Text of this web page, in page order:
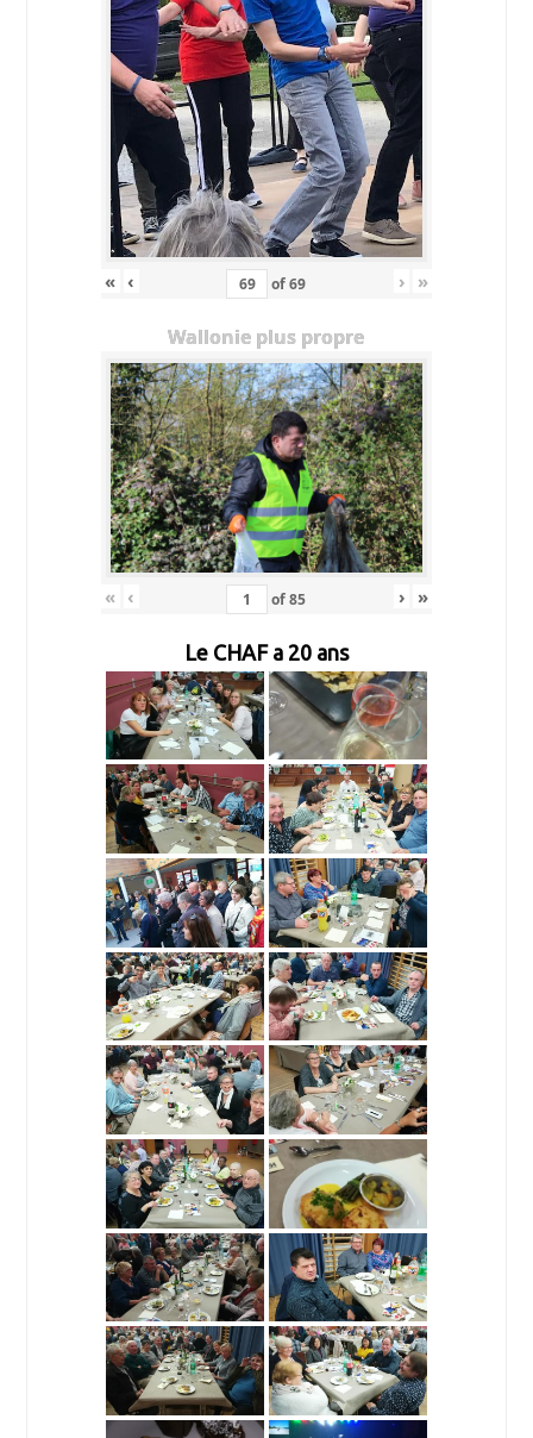
« ‹ of69 › »
Wallonie plus propre
« ‹ of85 › »
Le CHAF a 20 ans